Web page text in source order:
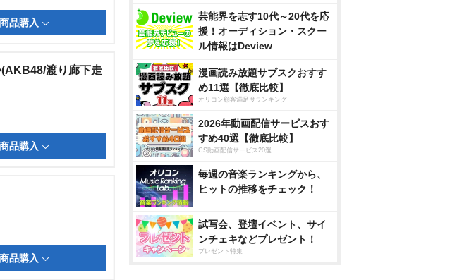
商品購入
渡り廊下走
商品購入
商品購入
芸能界を志す10代～20代を応
援！オーディション・スクー
ル情報はDeview
漫画読み放題サブスクおすす
め11選【徹底比較】
オリコン顧客満足度ランキング
2026年動画配信サービスおす
すめ40選【徹底比較】
CS動画配信サービス20選
毎週の音楽ランキングから、
ヒットの推移をチェック！
試写会、登壇イベント、サイ
ンチェキなどプレゼント！
プレゼント特集